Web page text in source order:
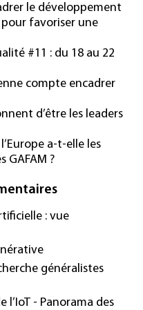
le développement
favoriser une
#11 : du 18 au 22
compte encadrer
d’être les leaders
a-t-elle les
GAFAM ?
: vue
généralistes
l’IoT - Panorama des